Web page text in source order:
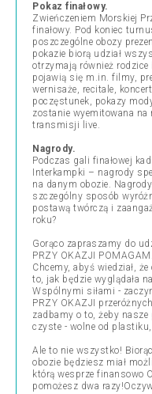
Pokaz finałowy.
Zwieńczeniem Morskiej
finałowy. Pod koniec
poszczególne obozy
pokazie biorą udział
otrzymają również
pojawią się m.in. filmy,
wernisaże, recitale,
poczęstunek, pokazy
zostanie wyemitowana na
transmisji live.
Nagrody.
Podczas gali finałowej
Interkampki – nagrody
na danym obozie.
szczególny sposób
postawą twórczą i
roku?
Gorąco zapraszamy do
PRZY OKAZJI POMAGAM.
Chcemy, abyś wiedział,
to, jak będzie wyglądała
Wspólnymi siłami -
PRZY OKAZJI
zadbamy o to, żeby nasze
czyste - wolne od
Ale to nie wszystko!
obozie będziesz miał
którą wesprze finansowo
pomożesz dwa